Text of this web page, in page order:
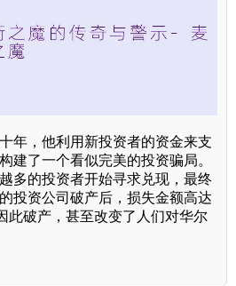
年，他利用新投资者的资金来支
建了一个看似完美的投资骗局。
多的投资者开始寻求兑现，最终
投资公司破产后，损失金额高达
此破产，甚至改变了人们对华尔